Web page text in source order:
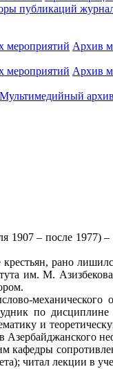
публикаций
мероприятий Архив
мероприятий Архив
Мультимедийный архив
1907 – после 1977)
рано
им. М.
механического
по дисциплине
и
читал лекции в